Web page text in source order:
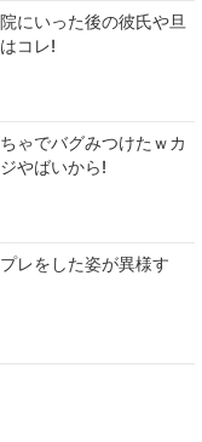
にいった後の彼氏や旦
コレ!
ゃでバグみつけたｗカ
やばいから!
レをした姿が異様す